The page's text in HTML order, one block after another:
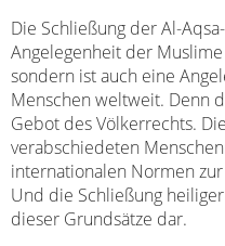
Die Schließung der Al-
Angelegenheit der
sondern ist auch eine
Menschen weltweit. Denn
Gebot des Völkerrechts.
verabschiedeten
internationalen Normen
Und die Schließung
dieser Grundsätze dar.